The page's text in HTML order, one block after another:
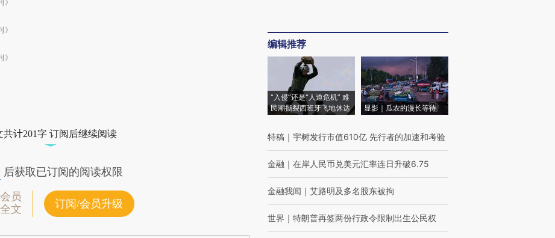
共计201字 订阅后继续阅读
后获取已订阅的阅读权限
员
文
订阅/会员升级
编辑推荐
“入侵”还是“人道危机” 难
民潮撕裂西班牙飞地休达
显影｜瓜农的漫长等待
特稿 ｜ 宇树发行市值610亿 先行者的加速和考验
金融 ｜ 在岸人民币兑美元汇率连日升破6.75
金融我闻 ｜ 艾路明及多名股东被拘
世界 ｜ 特朗普再签两份行政令限制出生公民权